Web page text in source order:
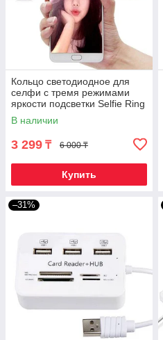
Кольцо светодиодное для
селфи с тремя режимами
яркости подсветки Selfie Ring
Light XJ-01 (Круглая)
В наличии
3 299 ₸ 6 000 ₸
Купить
–31%